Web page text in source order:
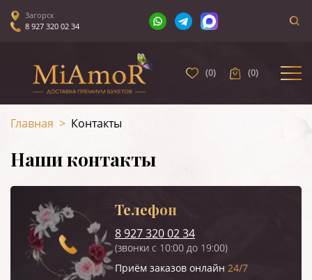
Загорск
8 927 320 02 34
(0) (0)
Главная > Контакты
Наши контакты
Телефон
8 927 320 02 34
(звонки с 10:00 до 19:00)
Приём заказов онлайн 24/7